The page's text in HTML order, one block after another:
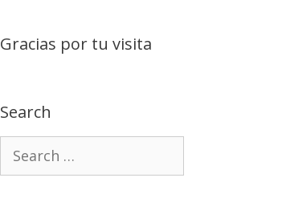
Gracias por tu visita
Search
Search
for: